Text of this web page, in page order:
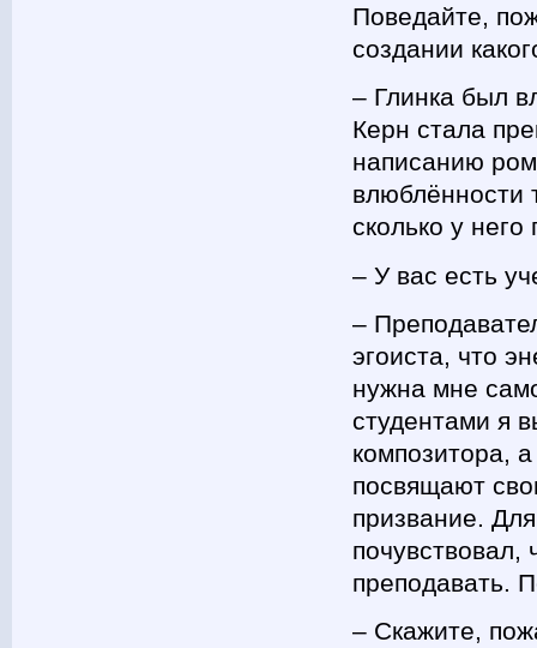
Поведайте,
создании
– Глинка был
Керн стала
написанию
влюблённости
сколько у
– У вас есть
–
эгоиста, что
нужна мне
студентами я
композитора,
посвящают
призвание.
почувствовал,
преподавать.
– Скажите,